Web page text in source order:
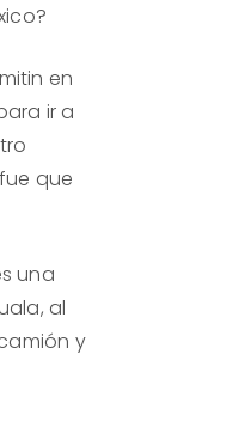
en
ir a
que
una
al
y